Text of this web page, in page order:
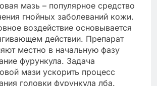
мазь – популярное средство
гнойных заболеваний кожи.
воздействие основывается
действии. Препарат
местно в начальную фазу
фурункула. Задача
мази ускорить процесс
головки фурункула лба.